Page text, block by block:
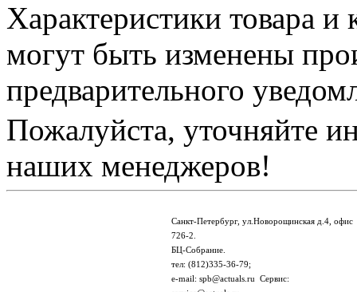
Характеристики товара и
могут быть изменены
предварительного
Пожалуйста, уточняйте
наших менеджеров!
Санкт-Петербург, ул.Новорощинская д.4, офис
726-2.
БЦ-Собрание.
тел: (812)335-36-79;
e-mail: spb@actuals.ru Сервис: